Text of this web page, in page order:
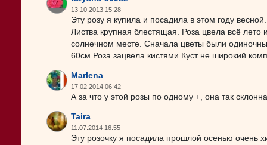
13.10.2013 15:28
Эту розу я купила и посадила в этом году
Листва крупная блестящая. Роза цвела всё
солнечном месте. Сначала цветы были
60см.Роза зацвела кистями.Куст не широкий
Marlena
17.02.2014 06:42
А за что у этой розы по одному +, она так
Taira
11.07.2014 16:55
Эту розочку я посадила прошлой осенью очень